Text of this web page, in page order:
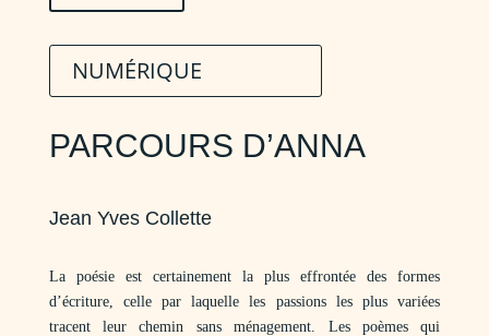
NUMÉRIQUE
PARCOURS D’ANNA
Jean Yves Collette
La poésie est certainement la plus effrontée des formes
d’écriture, celle par laquelle les passions les plus variées
tracent leur chemin sans ménagement. Les poèmes qui